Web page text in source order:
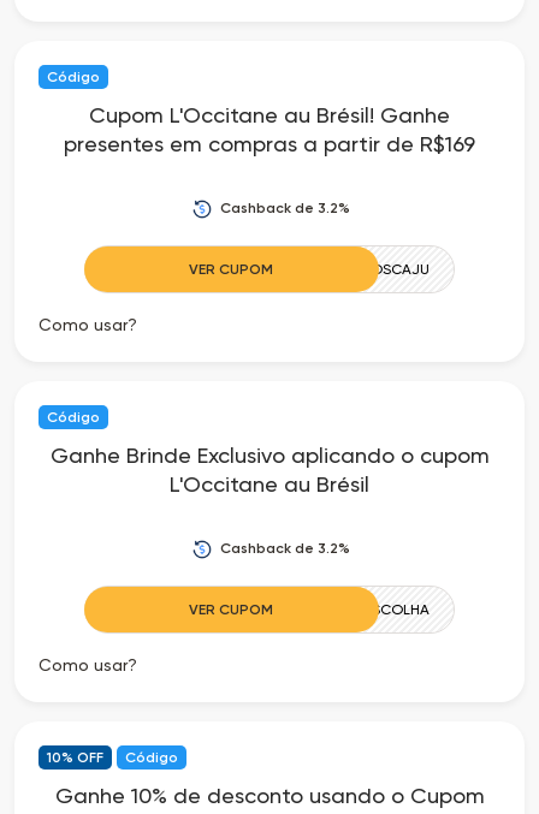
Código
Cupom L'Occitane au Brésil! Ganhe
presentes em compras a partir de R$169
Cashback de 3.2%
VER CUPOM CUIDADOSCAJU
Como usar?
Código
Ganhe Brinde Exclusivo aplicando o cupom
L'Occitane au Brésil
Cashback de 3.2%
VER CUPOM ESCOLHA
Como usar?
10% OFF Código
Ganhe 10% de desconto usando o Cupom